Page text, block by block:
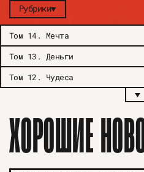
Рубрики
Том 14.
Мечта
Том 13 . Деньги
Том 12 . Чудеса
ХОРОШИЕ